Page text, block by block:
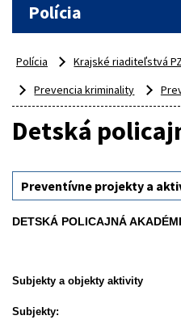
Polícia
Polícia Krajské riaditeľstvá PZ
Prevencia kriminality
Detská
Preventívne projekty a
DETSKÁ POLICAJNÁ
Subjekty a objekty aktivity
Subjekty: